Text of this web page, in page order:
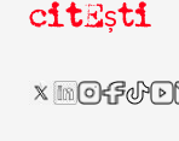
citEști